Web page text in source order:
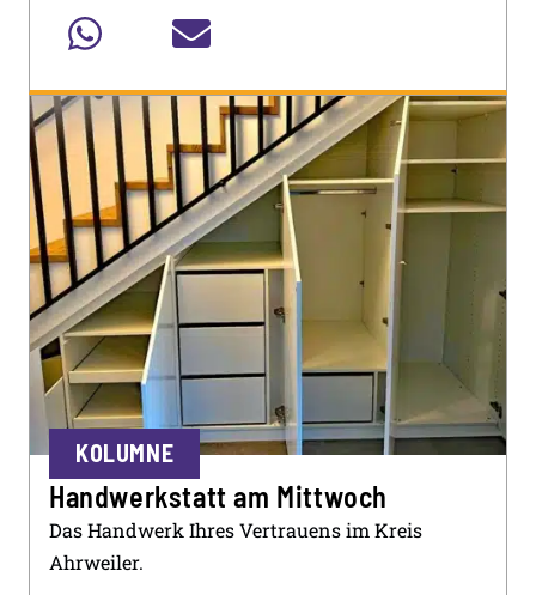
KOLUMNE
Handwerkstatt am Mittwoch
Das Handwerk Ihres Vertrauens im Kreis
Ahrweiler.